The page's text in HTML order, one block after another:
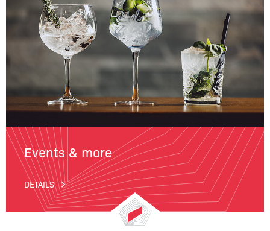
Events & more
DETAILS